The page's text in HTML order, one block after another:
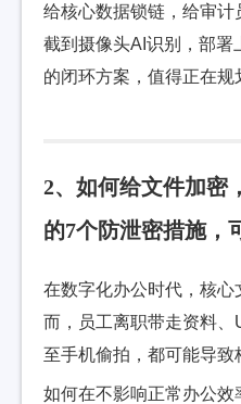
给核心数据锁链，给审
截到摄像头AI识别，部署
的闭环方案，值得正在规
2、如何给文件加密
的7个防泄密措施，
在数字化办公时代，核
而，员工离职带走资料
至手机偷拍，都可能导致
如何在不影响正常办公